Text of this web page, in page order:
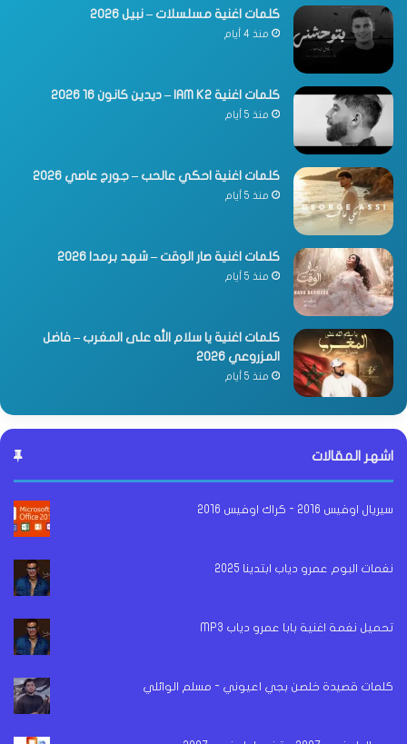
كلمات اغنية مسلسلات – نبيل 2026
منذ 4 أيام
كلمات اغنية IAM K2 – ديدين كانون 16 2026
منذ 5 أيام
كلمات اغنية احكي عالحب – جورج عاصي 2026
منذ 5 أيام
كلمات اغنية صار الوقت – شهد برمدا 2026
منذ 5 أيام
كلمات اغنية يا سلام الله على المغرب – فاضل
المزروعي 2026
منذ 5 أيام
اشهر المقالات
سيريال اوفيس 2016 - كراك اوفيس 2016
نغمات البوم عمرو دياب ابتدينا 2025
تحميل نغمة اغنية بابا عمرو دياب MP3
كلمات قصيدة خلصن بجي اعيوني - مسلم الوائلي